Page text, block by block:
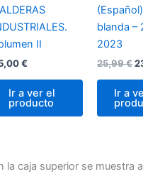
II
€
Ir a ver el
producto
blanda –
2023
25,99€
Ir a
la caja superior se muestra